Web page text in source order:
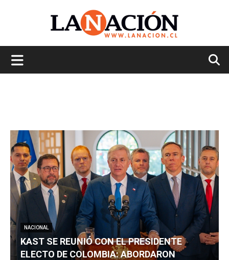
NACIONAL
KAST SE REUNIÓ CON EL PRESIDENTE
ELECTO DE COLOMBIA: ABORDARON